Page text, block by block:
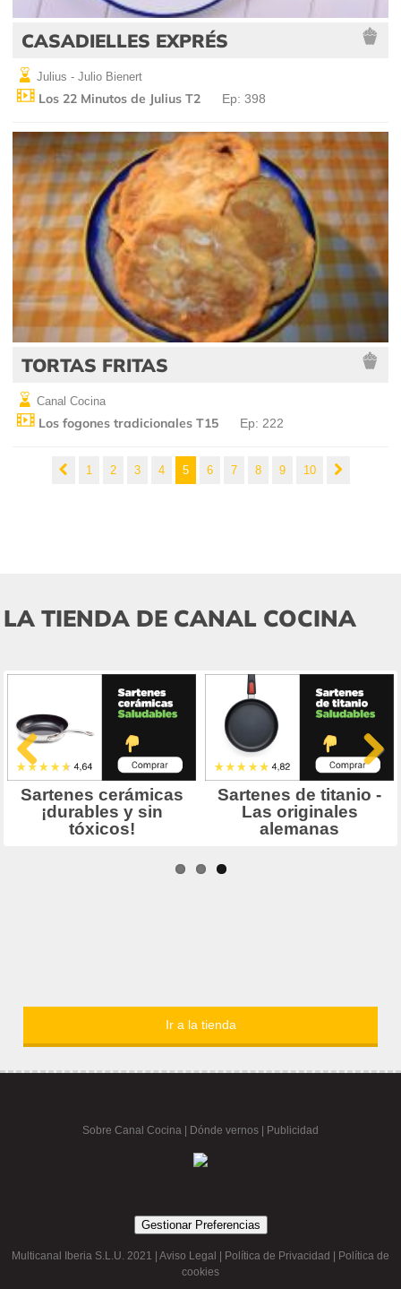
CASADIELLES EXPRÉS
Julius - Julio Bienert
Los 22 Minutos de Julius T2 Ep: 398
TORTAS FRITAS
Canal Cocina
Los fogones tradicionales T15 Ep: 222
1 2 3 4 5 6 7 8 9 10
LA TIENDA DE CANAL COCINA
Ir a la tienda
Sobre Canal Cocina Dónde vernos | Publicidad
Gestionar Preferencias
Multicanal Iberia S.L.U. 2021 | Aviso Legal Política de Privacidad
Política de
cookies